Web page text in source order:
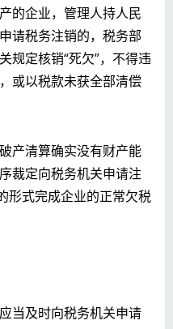
的企业，管理人持人民
请税务注销的， 税务部
规定核销“死欠”，不得违
或以税款未获全部清偿
产清算确实没有财产能
裁定向税务机关申请注
形式完成企业的正常欠税
当及时向税务机关申请